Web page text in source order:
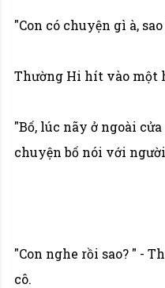
"Con có chuyện gì à,
Thường Hi hít vào một
"Bố, lúc nãy ở ngoài
chuyện bố nói với
"Con nghe rồi sao? " -
cô.